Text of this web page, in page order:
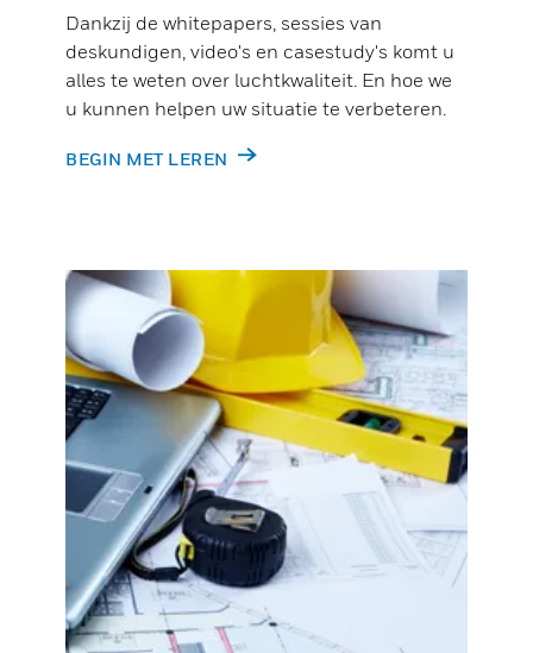
Dankzij de whitepapers, sessies van
deskundigen, video's en casestudy's komt u
alles te weten over luchtkwaliteit. En hoe we
u kunnen helpen uw situatie te verbeteren.
BEGIN MET LEREN